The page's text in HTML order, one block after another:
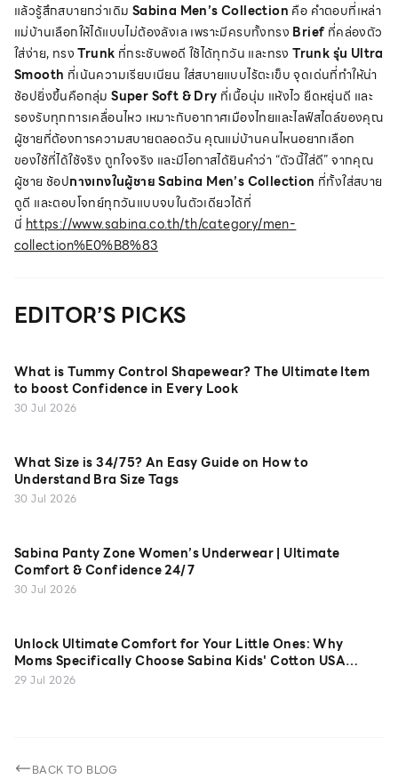
แล้วรู้สึกสบายกว่าเดิม Sabina Men’s Collection คือ คำตอบที่เหล่า
แม่บ้านเลือกให้ได้แบบไม่ต้องลังเล เพราะมีครบทั้งทรง Briefที่คล่องตัว
ใส่ง่าย, ทรงTrunk ที่กระชับพอดี ใช้ได้ทุกวัน และทรงTrunk รุ่น Ultra
Smooth ที่เน้นความเรียบเนียน ใส่สบายแบบไร้ตะเข็บ จุดเด่นที่ทำให้น่า
ช้อปยิ่งขึ้นคือกลุ่มSuper Soft & Dry ที่เนื้อนุ่ม แห้งไว ยืดหยุ่นดี และ
รองรับทุกการเคลื่อนไหว เหมาะกับอากาศเมืองไทยและไลฟ์สไตล์ของคุณ
ผู้ชายที่ต้องการความสบายตลอดวัน คุณแม่บ้านคนไหนอยากเลือก
ของใช้ที่ได้ใช้จริง ถูกใจจริง และมีโอกาสได้ยินคำว่า “ตัวนี้ใส่ดี” จากคุณ
ผู้ชาย ช้อปกางเกงในผู้ชาย Sabina Men’s Collection ที่ทั้งใส่สบาย
ดูดี และตอบโจทย์ทุกวันแบบจบในตัวเดียวได้ที่
นี่ https://www.sabina.co.th/th/category/men-
collection%E0%B8%83
EDITOR’S PICKS
What is Tummy Control Shapewear? The Ultimate Item
to boost Confidence in Every Look
30 Jul 2026
What Size is 34/75? An Easy Guide on How to
Understand Bra Size Tags
30 Jul 2026
Sabina Panty Zone Women’s Underwear | Ultimate
Comfort & Confidence 24/7
30 Jul 2026
Unlock Ultimate Comfort for Your Little Ones: Why
Moms Specifically Choose Sabina Kids' Cotton USA
Camisoles
29 Jul 2026
BACK TO BLOG